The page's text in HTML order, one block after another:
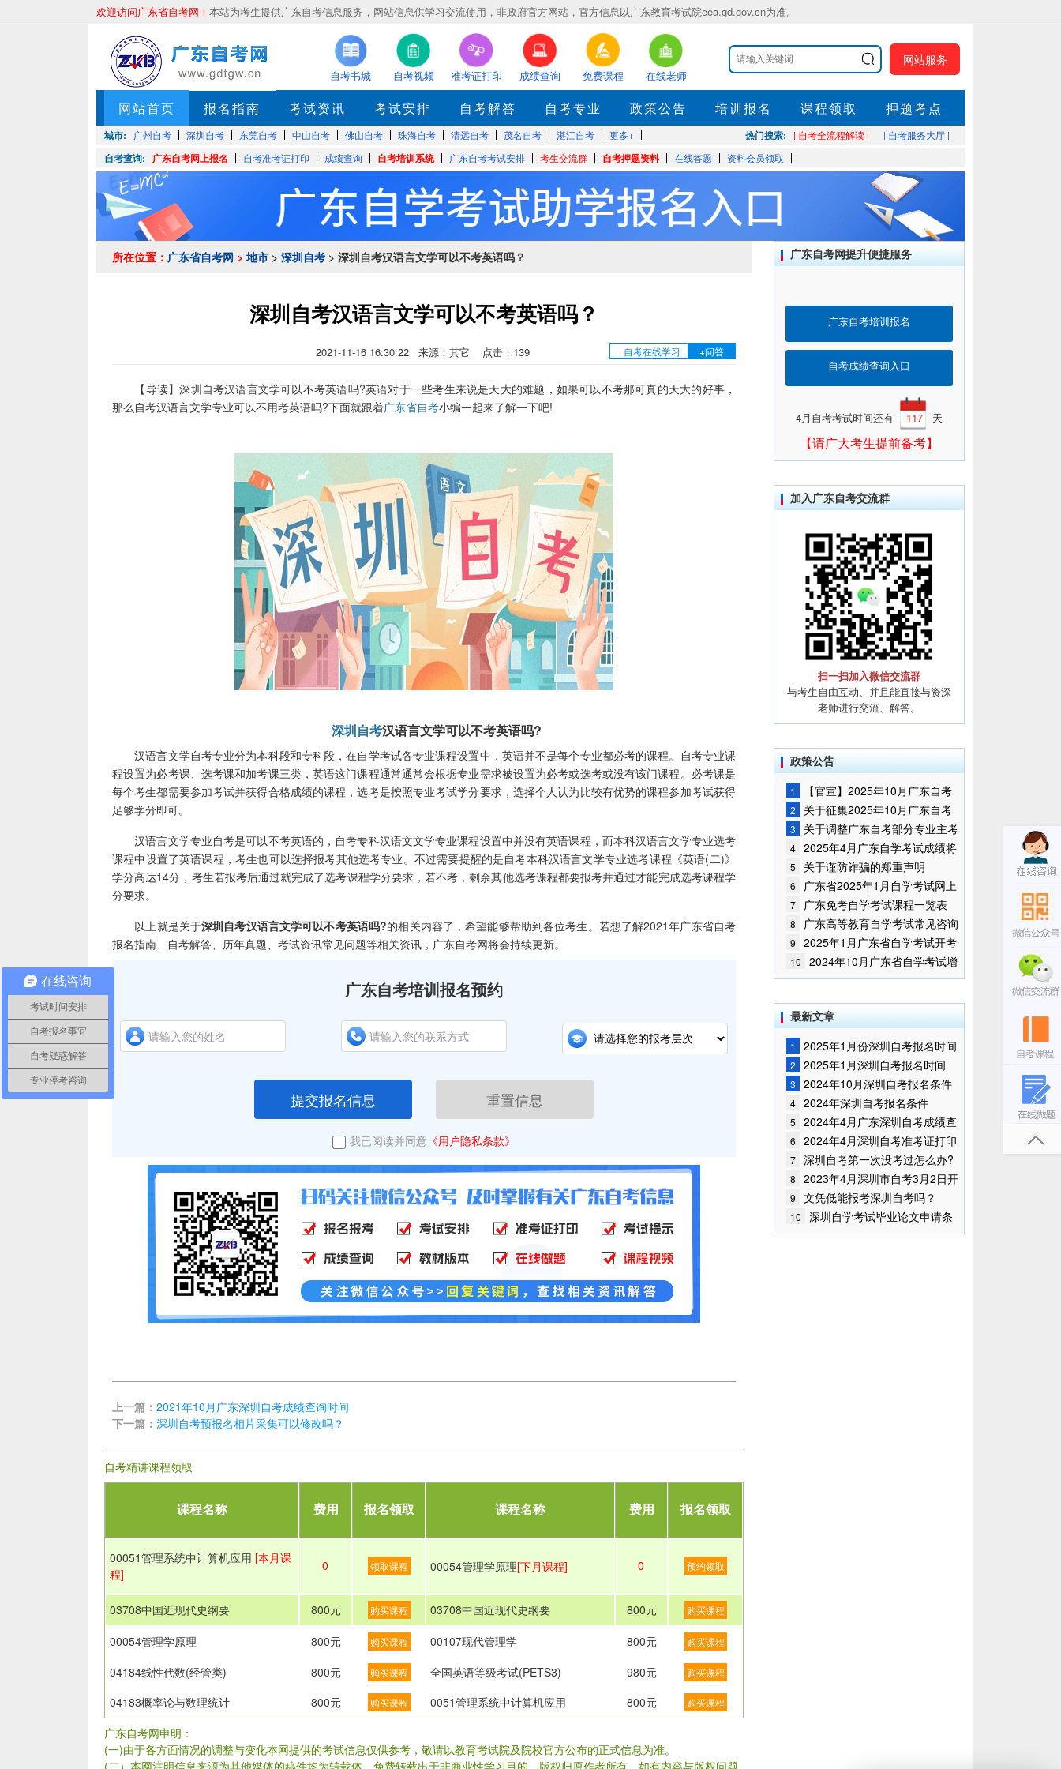
欢迎访问广东省自考网！ 本站为考生提供广东自考信息服务，网站信息供学习交流使用，非政府官方网站，官方信息以广东教育考试院eea.gd.gov.cn为准。
自考书城 自考视频 准考证打印 成绩查询 免费课程 在线老师
网站服务
网站首页 报名指南 考试资讯 考试安排 自考解答 自考专业 政策公告 培训报名 课程领取 押题考点
城市: 广州自考 深圳自考 东莞自考 中山自考 佛山自考 珠海自考 清远自考 茂名自考 湛江自考 更多+ 热门搜索: | 自考全流程解读 | | 自考服务大厅 |
自考查询: 广东自考网上报名 自考准考证打印 成绩查询 自考培训系统 广东自考考试安排 考生交流群 自考押题资料 在线答题 资料会员领取
所在位置： 广东省自考网 > 地市 > 深圳自考 > 深圳自考汉语言文学可以不考英语吗？
深圳自考汉语言文学可以不考英语吗？
2021-11-16 16:30:22 来源：其它 点击： 139 自考在线学习 +问答
【导读】深圳自考汉语言文学可以不考英语吗?英语对于一些考生来说是天大的难题，如果可以不考那可真的天大的好事，
那么自考汉语言文学专业可以不用考英语吗?下面就跟着广东省自考小编一起来了解一下吧!
深圳自考汉语言文学可以不考英语吗?
汉语言文学自考专业分为本科段和专科段，在自学考试各专业课程设置中，英语并不是每个专业都必考的课程。自考专业课
程设置为必考课、选考课和加考课三类，英语这门课程通常通常会根据专业需求被设置为必考或选考或没有该门课程。必考课是
每个考生都需要参加考试并获得合格成绩的课程，选考是按照专业考试学分要求，选择个人认为比较有优势的课程参加考试获得
足够学分即可。
汉语言文学专业自考是可以不考英语的，自考专科汉语文文学专业课程设置中并没有英语课程，而本科汉语言文学专业选考
课程中设置了英语课程，考生也可以选择报考其他选考专业。不过需要提醒的是自考本科汉语言文学专业选考课程《英语(二)》
学分高达14分，考生若报考后通过就完成了选考课程学分要求，若不考，剩余其他选考课程都要报考并通过才能完成选考课程学
分要求。
以上就是关于深圳自考汉语言文学可以不考英语吗?的相关内容了，希望能够帮助到各位考生。若想了解2021年广东省自考
报名指南、自考解答、历年真题、考试资讯常见问题等相关资讯，广东自考网将会持续更新。
广东自考培训报名预约
提交报名信息 重置信息
我已阅读并同意 《用户隐私条款》
上一篇： 2021年10月广东深圳自考成绩查询时间
下一篇： 深圳自考预报名相片采集可以修改吗？
自考精讲课程领取
课程名称 费用 报名领取 课程名称 费用 报名领取
00051管理系统中计算机应用 [本月课
程]
0 领取课程 00054管理学原理[下月课程] 0 预约领取
03708中国近现代史纲要 800元 购买课程 03708中国近现代史纲要 800元 购买课程
00054管理学原理 800元 购买课程 00107现代管理学 800元 购买课程
04184线性代数(经管类) 800元 购买课程 全国英语等级考试(PETS3) 980元 购买课程
04183概率论与数理统计 800元 购买课程 0051管理系统中计算机应用 800元 购买课程
广东自考网申明：
(一)由于各方面情况的调整与变化本网提供的考试信息仅供参考，敬请以教育考试院及院校官方公布的正式信息为准。
(二）本网注明信息来源为其他媒体的稿件均为转载体，免费转载出于非商业性学习目的，版权归原作者所有。如有内容与版权问题
广东自考网提升便捷服务
广东自考培训报名
自考成绩查询入口
4月自考考试时间还有 -117 天
【请广大考生提前备考】
加入广东自考交流群
扫一扫加入微信交流群
与考生自由互动、并且能直接与资深
老师进行交流、解答。
政策公告
1
【官宣】2025年10月广东自考
报名时间通知
2
关于征集2025年10月广东自考
增加开考停考专业部分课程意向的
通告
3
关于调整广东自考部分专业主考
学校的通知
4 2025年4月广东自学考试成绩将
于5月9日公布
5 关于谨防诈骗的郑重声明
6
广东省2025年1月自学考试网上
报名报考须知
7 广东免考自学考试课程一览表
8
广东高等教育自学考试常见咨询
问题
9
2025年1月广东省自学考试开考
课程考试时间安排和使用教材的通
知
10
2024年10月广东省自学考试增
加一门开考课程的通告
最新文章
1
2025年1月份深圳自考报名时间
已公布!
2 2025年1月深圳自考报名时间
3
2024年10月深圳自考报名条件
已公布!
4 2024年深圳自考报名条件
5
2024年4月广东深圳自考成绩查
询时间已确定
6
2024年4月深圳自考准考证打印
时间
7 深圳自考第一次没考过怎么办?
8
2023年4月深圳市自考3月2日开
始报考！
9 文凭低能报考深圳自考吗？
10
深圳自学考试毕业论文申请条
件是什么？
在线咨询
考试时间安排
自考报名事宜
自考疑惑解答
专业停考咨询